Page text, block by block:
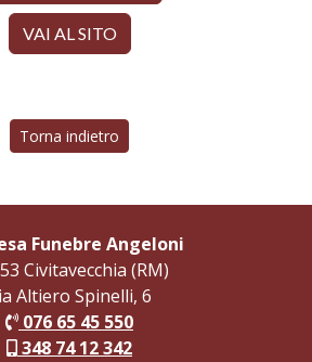
VAI AL SITO
Torna indietro
Funebre Angeloni
Civitavecchia (RM)
Altiero Spinelli, 6
076 65 45 550
348 74 12 342